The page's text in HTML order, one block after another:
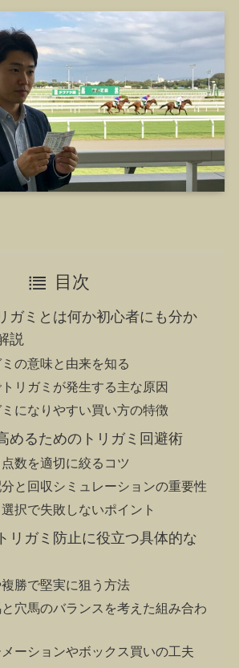
目次
ガミとは何か初心者にも分か
説
ミの意味と由来を知る
リガミが発生する主な原因
ミになりやすい買い方の特徴
めるためのトリガミ回避術
数を適切に絞るコツ
と回収シミュレーションの重要性
択で失敗しないポイント
リガミ防止に役立つ具体的な
勝で堅実に狙う方法
と穴馬のバランスを考えた組み合わ
ーションやボックス買いの工夫